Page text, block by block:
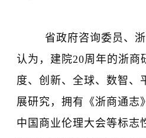
省政府咨询委员、浙
认为，建院20周年的浙商
度、创新、全球、数智、
展研究，拥有《浙商通志
中国商业伦理大会等标志